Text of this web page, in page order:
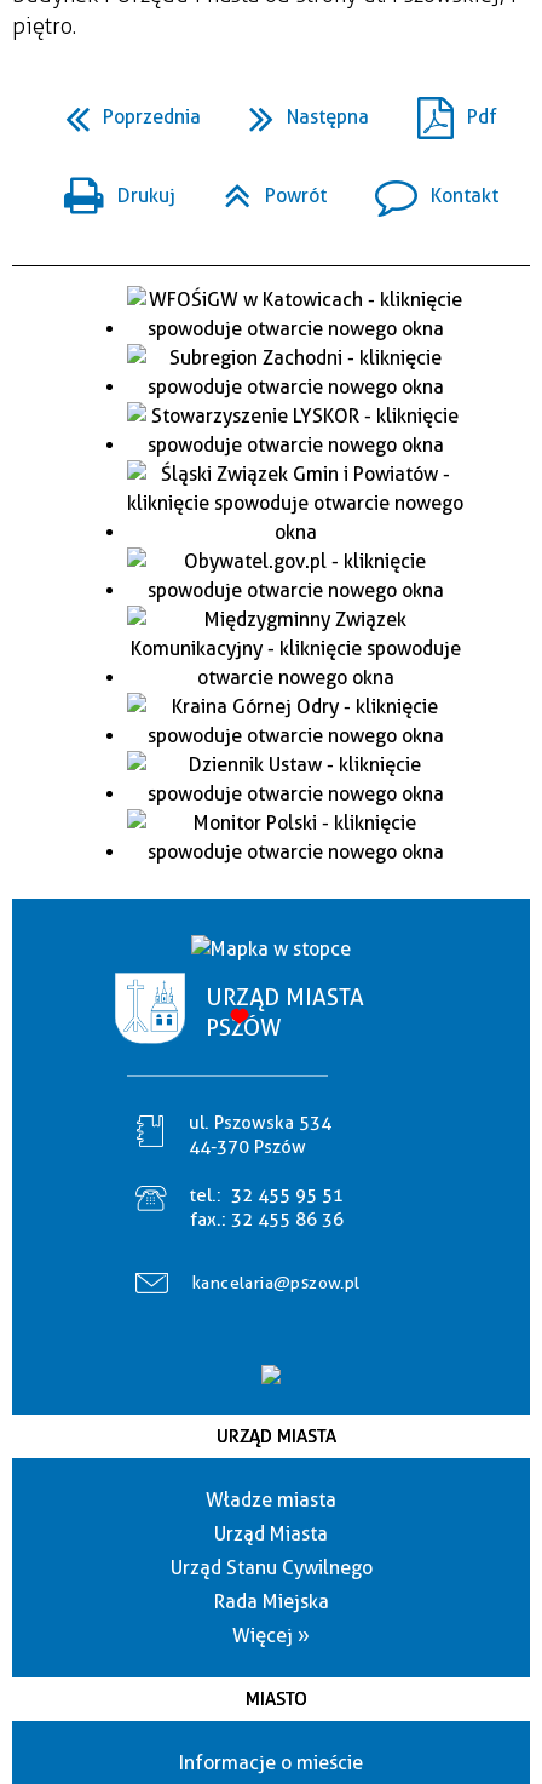
piętro.
Poprzednia Następna Pdf
Drukuj Powrót Kontakt
URZĄD MIASTA
PSZÓW
ul. Pszowska 534
44-370 Pszów
tel.: 32 455 95 51
fax.: 32 455 86 36
kancelaria@pszow.pl
URZĄD MIASTA
Władze miasta
Urząd Miasta
Urząd Stanu Cywilnego
Rada Miejska
Więcej »
MIASTO
Informacje o mieście